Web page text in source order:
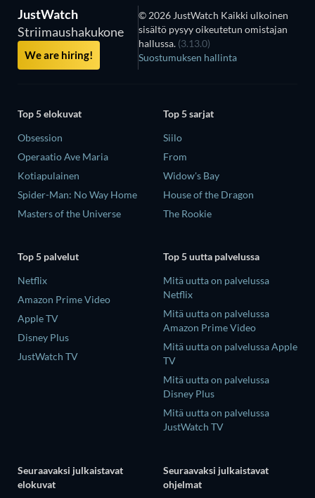
JustWatch
Striimaushakukone
We are hiring!
© 2026 JustWatch Kaikki ulkoinen
sisältö pysyy oikeutetun omistajan
hallussa. (3.13.0)
Suostumuksen hallinta
Top 5 elokuvat
Obsession
Operaatio Ave Maria
Kotiapulainen
Spider-Man: No Way Home
Masters of the Universe
Top 5 sarjat
Siilo
From
Widow's Bay
House of the Dragon
The Rookie
Top 5 palvelut
Netflix
Amazon Prime Video
Apple TV
Disney Plus
JustWatch TV
Top 5 uutta palvelussa
Mitä uutta on palvelussa
Netflix
Mitä uutta on palvelussa
Amazon Prime Video
Mitä uutta on palvelussa Apple
TV
Mitä uutta on palvelussa
Disney Plus
Mitä uutta on palvelussa
JustWatch TV
Seuraavaksi julkaistavat
elokuvat
Seuraavaksi julkaistavat
ohjelmat